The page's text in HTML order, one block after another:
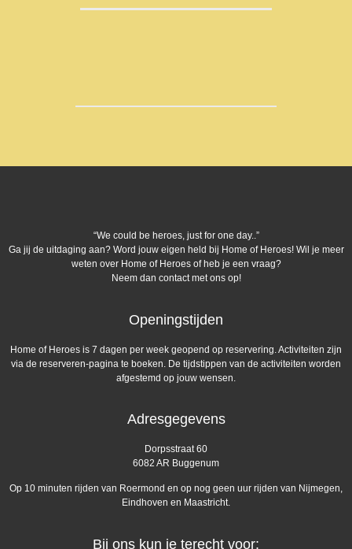
“We could be heroes, just for one day..”
Ga jij de uitdaging aan? Word jouw eigen held bij Home of Heroes! Wil je meer
weten over Home of Heroes of heb je een vraag?
Neem dan contact met ons op!
Openingstijden
Home of Heroes is 7 dagen per week geopend op reservering. Activiteiten zijn
via de reserveren-pagina te boeken. De tijdstippen van de activiteiten worden
afgestemd op jouw wensen.
Adresgegevens
Dorpsstraat 60
6082 AR Buggenum
Op 10 minuten rijden van Roermond en op nog geen uur rijden van Nijmegen,
Eindhoven en Maastricht.
Bij ons kun je terecht voor: